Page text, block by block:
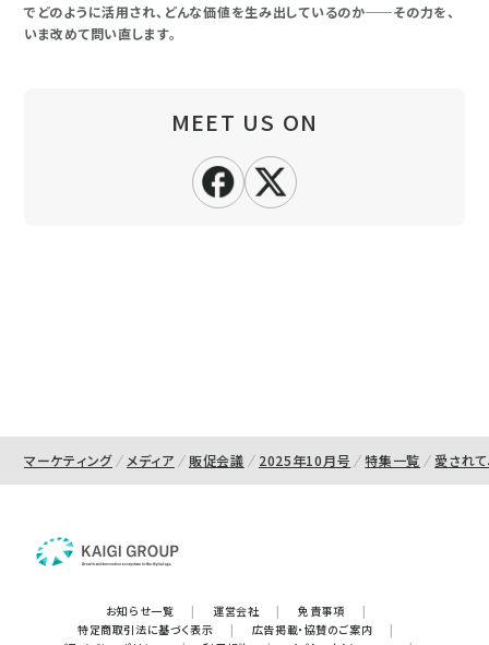
でどのように活用され、どんな価値を生み出しているのか──その力を、
いま改めて問い直します。
MEET US ON
マーケティング メディア 販促会議 2025年10月号 特集一覧 愛され
お知らせ一覧 | 運営会社 | 免責事項
|
特定商取引法に基づく表示
| 広告掲載・協賛のご案内
|